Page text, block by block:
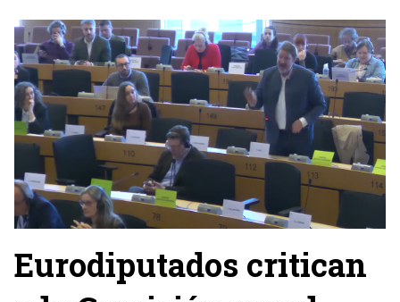
Eurodiputados critican